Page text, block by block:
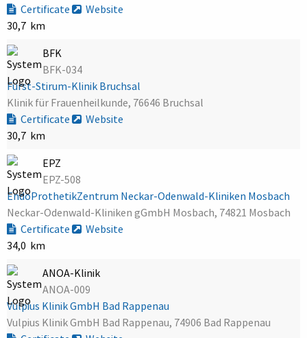
Certificate
Website
30,7 km
BFK
BFK-034
Fürst-Stirum-Klinik Bruchsal
Klinik für Frauenheilkunde, 76646 Bruchsal
Certificate
Website
30,7 km
EPZ
EPZ-508
EndoProthetikZentrum Neckar-Odenwald-Kliniken Mosbach
Neckar-Odenwald-Kliniken gGmbH Mosbach, 74821 Mosbach
Certificate
Website
34,0 km
ANOA-Klinik
ANOA-009
Vulpius Klinik GmbH Bad Rappenau
Vulpius Klinik GmbH Bad Rappenau, 74906 Bad Rappenau